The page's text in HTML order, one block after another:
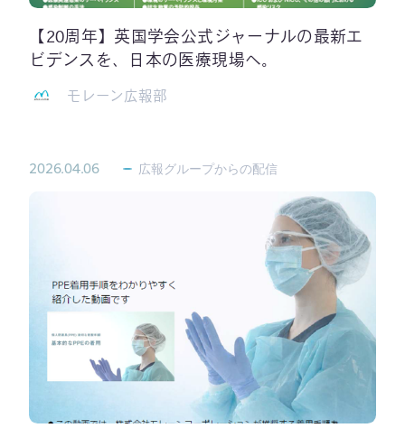
【20周年】英国学会公式ジャーナルの最新エ
ビデンスを、日本の医療現場へ。
モレーン広報部
2026.04.06 広報グループからの配信